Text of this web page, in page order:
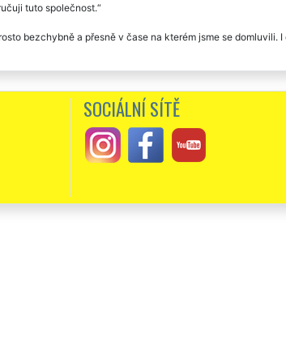
tuto společnost.
bezchybně a přesně v čase na kterém jsme se domluvili.
rozhodně doporučujeme.
SOCIÁLNÍ SÍTĚ